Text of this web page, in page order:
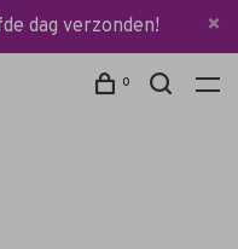
dag verzonden!
0